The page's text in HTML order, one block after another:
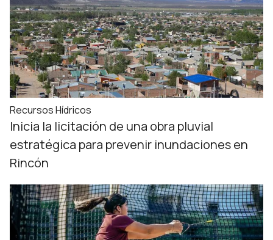
Recursos Hídricos
Inicia la licitación de una obra pluvial
estratégica para prevenir inundaciones en
Rincón